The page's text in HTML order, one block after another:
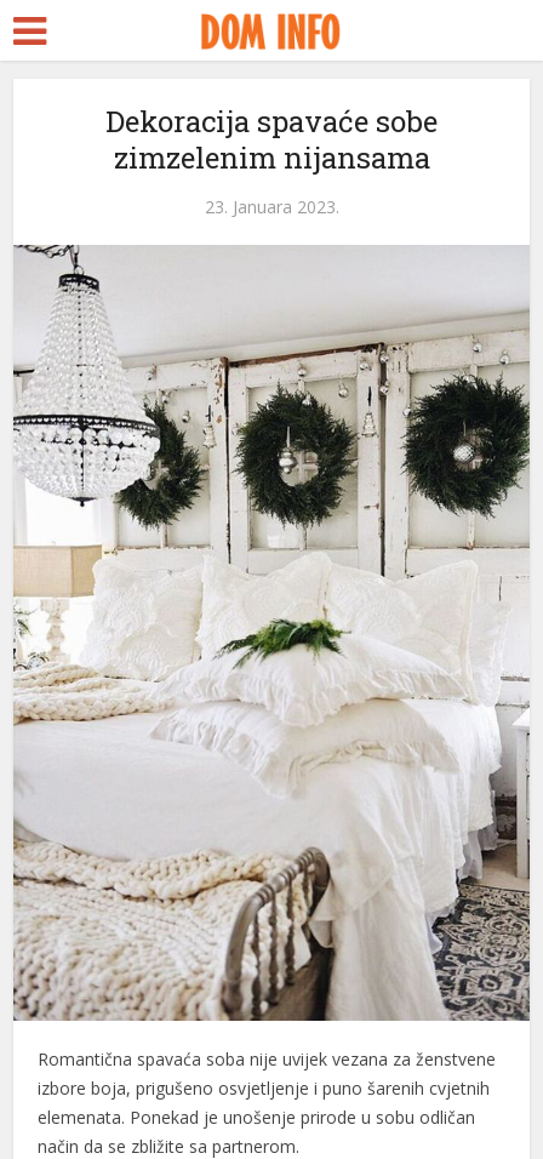
Dekoracija spavaće sobe
zimzelenim nijansama
23. Januara 2023.
Romantična spavaća soba nije uvijek vezana za ženstvene
izbore boja, prigušeno osvjetljenje i puno šarenih cvjetnih
elemenata. Ponekad je unošenje prirode u sobu odličan
način da se zbližite sa partnerom.